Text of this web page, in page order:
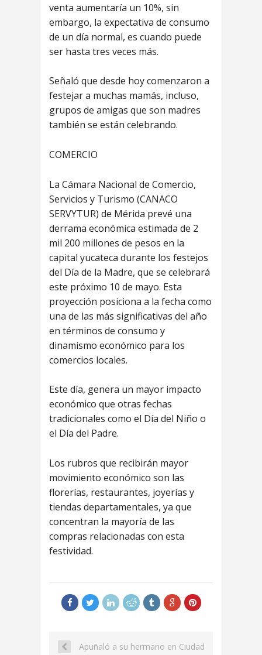
venta aumentaría un 10%, sin
embargo, la expectativa de consumo
de un día normal, es cuando puede
ser hasta tres veces más.
Señaló que desde hoy comenzaron a
festejar a muchas mamás, incluso,
grupos de amigas que son madres
también se están celebrando.
COMERCIO
La Cámara Nacional de Comercio,
Servicios y Turismo (CANACO
SERVYTUR) de Mérida prevé una
derrama económica estimada de 2
mil 200 millones de pesos en la
capital yucateca durante los festejos
del Día de la Madre, que se celebrará
este próximo 10 de mayo. Esta
proyección posiciona a la fecha como
una de las más significativas del año
en términos de consumo y
dinamismo económico para los
comercios locales.
Este día, genera un mayor impacto
económico que otras fechas
tradicionales como el Día del Niño o
el Día del Padre.
Los rubros que recibirán mayor
movimiento económico son las
florerías, restaurantes, joyerías y
tiendas departamentales, ya que
concentran la mayoría de las
compras relacionadas con esta
festividad.
Apuñaló a su hermano en Ciudad